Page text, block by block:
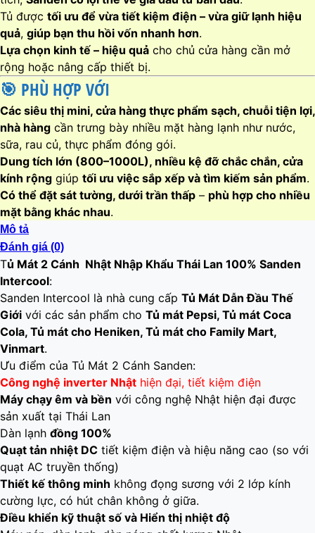
Tủ được tối ưu để vừa tiết kiệm điện – vừa giữ lạnh hiệu
quả, giúp bạn thu hồi vốn nhanh hơn.
Lựa chọn kinh tế – hiệu quả cho chủ cửa hàng cần mở
rộng hoặc nâng cấp thiết bị.
🎯 PHÙ HỢP VỚI
Các siêu thị mini, cửa hàng thực phẩm sạch, chuỗi tiện lợi,
nhà hàng cần trưng bày nhiều mặt hàng lạnh như nước,
sữa, rau củ, thực phẩm đóng gói.
Dung tích lớn (800–1000L), nhiều kệ đỡ chắc chắn, cửa
kính rộng giúp tối ưu việc sắp xếp và tìm kiếm sản phẩm.
Có thể đặt sát tường, dưới trần thấp – phù hợp cho nhiều
mặt bằng khác nhau.
Mô tả
Đánh giá (0)
Tủ Mát 2 Cánh Nhật Nhập Khẩu Thái Lan 100% Sanden
Intercool:
Sanden Intercool là nhà cung cấp Tủ Mát Dẫn Đầu Thế
Giới với các sản phẩm cho Tủ mát Pepsi, Tủ mát Coca
Cola, Tủ mát cho Heniken, Tủ mát cho Family Mart,
Vinmart.
Ưu điểm của Tủ Mát 2 Cánh Sanden:
Công nghệ inverter Nhật hiện đại, tiết kiệm điện
Máy chạy êm và bền với công nghệ Nhật hiện đại được
sản xuất tại Thái Lan
Dàn lạnh đồng 100%
Quạt tản nhiệt DC tiết kiệm điện và hiệu năng cao (so với
quạt AC truyền thống)
Thiết kế thông minh không đọng sương với 2 lớp kính
cường lực, có hút chân không ở giữa.
Điều khiển kỹ thuật số và Hiển thị nhiệt độ